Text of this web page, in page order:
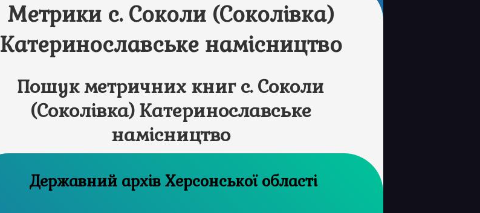
Метрики с. Соколи (Соколівка)
Катеринославське намісництво
Пошук метричних книг с. Соколи
(Соколівка) Катеринославське
намісництво
Державний архів Херсонської області